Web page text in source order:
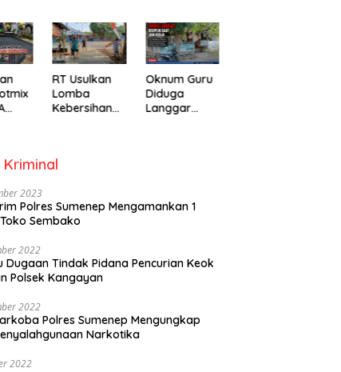
RT Usulkan
Lomba
Kebersihan
Oknum Guru
Diduga
Langgar
2023
Polres Sumenep Mengamankan 1
Sembako
2022
Dugaan Tindak Pidana Pencurian Keok
Polsek Kangayan
2022
Polres Sumenep Mengungkap
Narkotika
2022